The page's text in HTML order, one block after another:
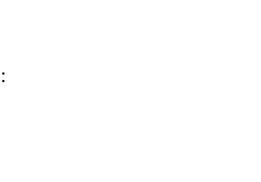
: